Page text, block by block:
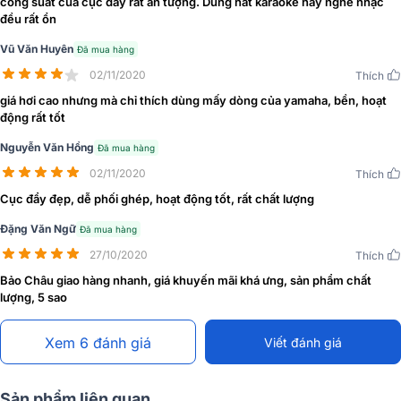
chỉnh, hệ thống đèn báo hoạt động, tản nhiệt hai bên, tay cầm bằng
Bao xung quanh hệ thống linh kiện là vỏ kim loại cao cấp, độ bền
cao, phủ bên ngoài lớp sơn đen bảo vệ và làm nổi bật sự sang
trọng. Phía sau là hệ thống các cổng kết nối mang đến khả năng
phối ghép các thiết bị chuẩn xác, mượt mà nhất.
Đánh giá chất lượng
PX8
Tích hợp sử dụng mạch Class D
Cũng như các mẫu cục đẩy trước đó, cục đẩy công suất Yamaha
PX8 tích hợp sử dụng mạch khuếch đại Class D được phát triển, tập
trung tất cả các chức năng cần thiết vào một chip LSI tùy biến và
sử dụng công nghệ PLL để kiểm soát các đặc tính truyền trong thời
đều rất ổn
Vũ Văn Huyên Đã mua hàng
02/11/2020 Thích
giá hơi cao nhưng mà chỉ thích dùng mấy dòng của yamaha, bền, hoạt
động rất tốt
Nguyễn Văn Hồng Đã mua hàng
02/11/2020 Thích
Cục đẩy đẹp, dễ phối ghép, hoạt động tốt, rất chất lượng
Đặng Văn Ngữ Đã mua hàng
27/10/2020 Thích
Bảo Châu giao hàng nhanh, giá khuyến mãi khá ưng, sản phẩm chất
lượng, 5 sao
Xem 6 đánh giá Viết đánh giá